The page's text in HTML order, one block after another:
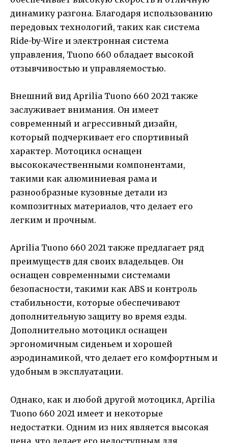
динамику разгона. Благодаря использованию
передовых технологий, таких как система
Ride-by-Wire и электронная система
управления, Tuono 660 обладает высокой
отзывчивостью и управляемостью.
Внешний вид Aprilia Tuono 660 2021 также
заслуживает внимания. Он имеет
современный и агрессивный дизайн,
который подчеркивает его спортивный
характер. Мотоцикл оснащен
высококачественными компонентами,
такими как алюминиевая рама и
разнообразные кузовные детали из
композитных материалов, что делает его
легким и прочным.
Aprilia Tuono 660 2021 также предлагает ряд
преимуществ для своих владельцев. Он
оснащен современными системами
безопасности, такими как ABS и контроль
стабильности, которые обеспечивают
дополнительную защиту во время езды.
Дополнительно мотоцикл оснащен
эргономичным сиденьем и хорошей
аэродинамикой, что делает его комфортным и
удобным в эксплуатации.
Однако, как и любой другой мотоцикл, Aprilia
Tuono 660 2021 имеет и некоторые
недостатки. Одним из них является высокая
цена, что делает его недоступным для